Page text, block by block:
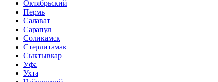
Октябрьский
Пермь
Салават
Сарапул
Соликамск
Стерлитамак
Сыктывкар
Уфа
Ухта